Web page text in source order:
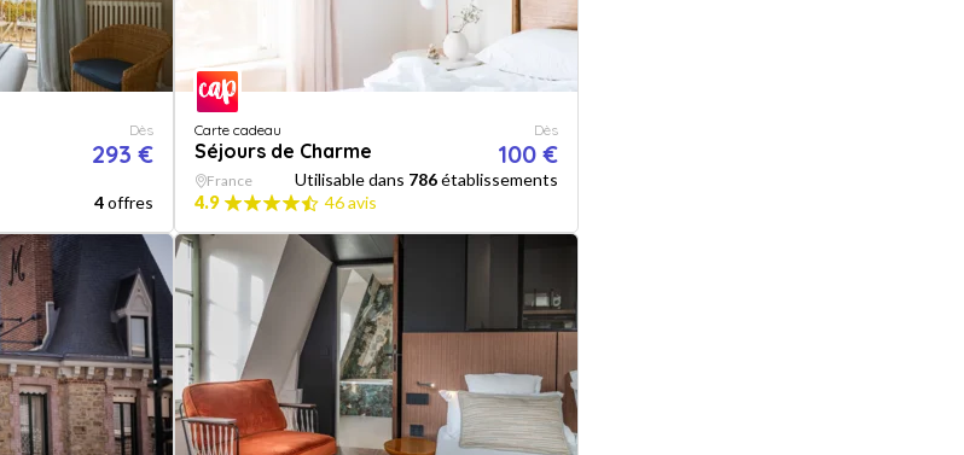
Dès
293 €
4offres
Carte cadeau
Séjours de Charme
Dès
100 €
France Utilisable dans 786établissements
4.9
46 avis